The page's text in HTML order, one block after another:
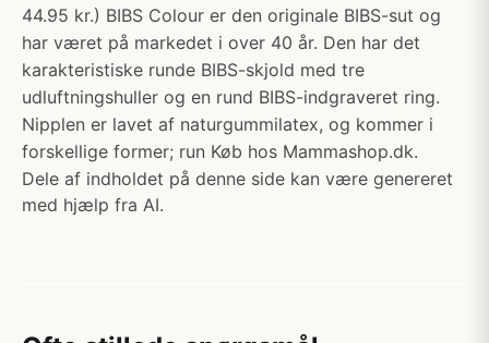
44.95 kr.) BIBS Colour er den originale BIBS-sut og
har været på markedet i over 40 år. Den har det
karakteristiske runde BIBS-skjold med tre
udluftningshuller og en rund BIBS-indgraveret ring.
Nipplen er lavet af naturgummilatex, og kommer i
forskellige former; run Køb hos Mammashop.dk.
Dele af indholdet på denne side kan være genereret
med hjælp fra AI.